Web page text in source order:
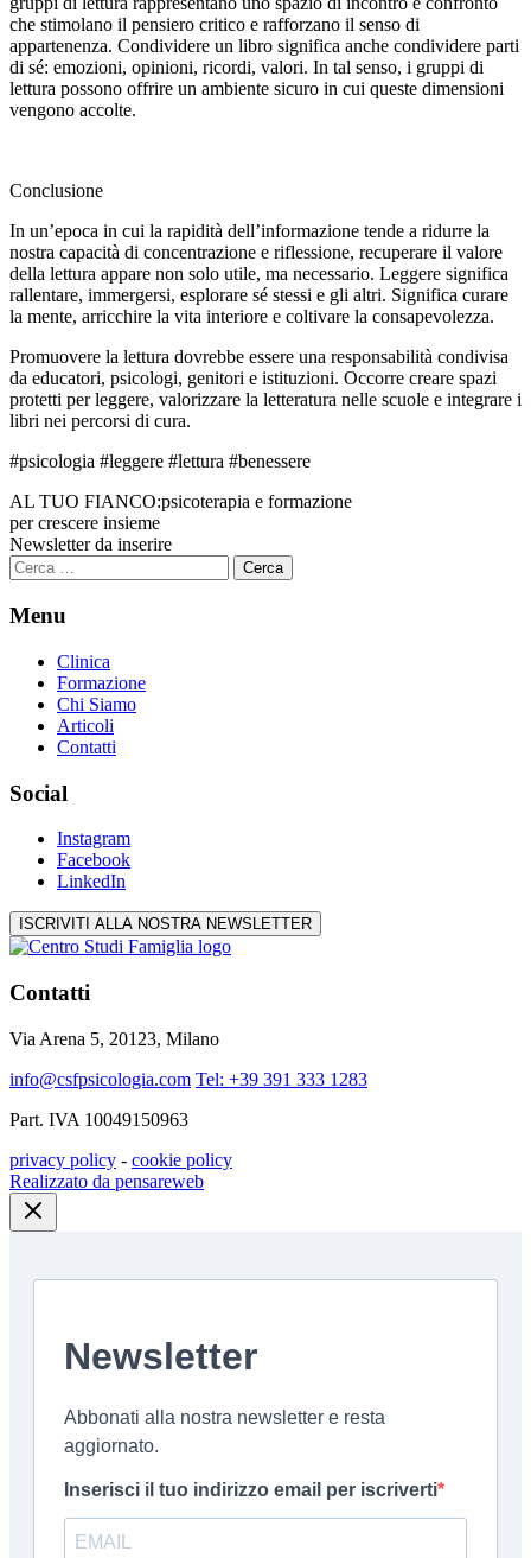
che stimolano il pensiero critico e rafforzano il senso di
appartenenza. Condividere un libro significa anche condividere parti
di sé: emozioni, opinioni, ricordi, valori. In tal senso, i gruppi di
lettura possono offrire un ambiente sicuro in cui queste dimensioni
vengono accolte.
Conclusione
In un’epoca in cui la rapidità dell’informazione tende a ridurre la
nostra capacità di concentrazione e riflessione, recuperare il valore
della lettura appare non solo utile, ma necessario. Leggere significa
rallentare, immergersi, esplorare sé stessi e gli altri. Significa curare
la mente, arricchire la vita interiore e coltivare la consapevolezza.
Promuovere la lettura dovrebbe essere una responsabilità condivisa
da educatori, psicologi, genitori e istituzioni. Occorre creare spazi
protetti per leggere, valorizzare la letteratura nelle scuole e integrare i
libri nei percorsi di cura.
#psicologia #leggere #lettura #benessere
AL TUO FIANCO:psicoterapia e formazione
per crescere insieme
Newsletter da inserire
Ricerca
per:
Menu
Clinica
Formazione
Chi Siamo
Articoli
Contatti
Social
Instagram
Facebook
LinkedIn
ISCRIVITI ALLA NOSTRA NEWSLETTER
Contatti
Via Arena 5, 20123, Milano
info@csfpsicologia.com Tel: +39 391 333 1283
Part. IVA 10049150963
privacy policy - cookie policy
Realizzato da pensareweb